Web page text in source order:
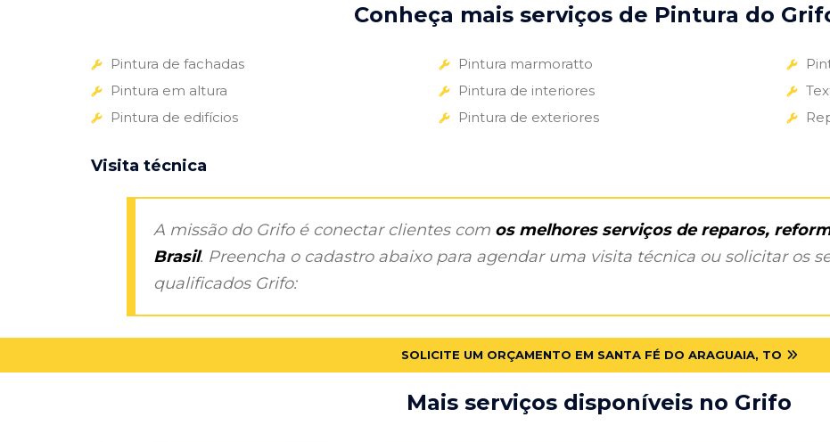
Conheça mais serviços de Pintura do
Pintura de fachadas
Pintura em altura
Pintura de edifícios
Pintura marmoratto
Pintura de interiores
Pintura de exteriores
Visita técnica
A missão do Grifo é conectar clientes com os melhores serviços de reparos,
Brasil. Preencha o cadastro abaixo para agendar uma visita técnica ou solicitar os
qualificados Grifo:
SOLICITE UM ORÇAMENTO EM SANTA FÉ DO ARAGUAIA, TO
Mais serviços disponíveis no Grifo